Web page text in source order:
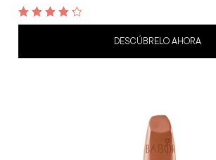
4.4
DESCÚBRELO AHORA